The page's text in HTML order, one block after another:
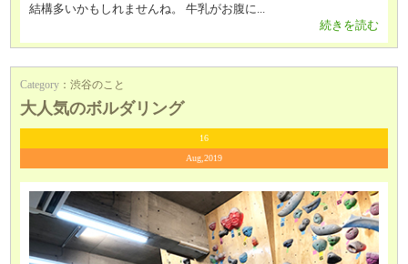
結構多いかもしれませんね。 牛乳がお腹に...
続きを読む
Category ：渋谷のこと
大人気のボルダリング
16
Aug,2019